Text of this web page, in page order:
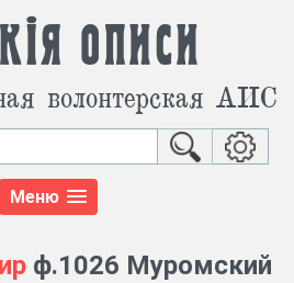
описи
волонтерская АИС
Меню
ф.1026 Муромский